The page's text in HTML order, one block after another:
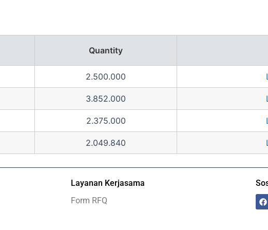
Quantity
2.500.000
3.852.000
2.375.000
2.049.840
Layanan Kerjasama
Form RFQ
F
a
c